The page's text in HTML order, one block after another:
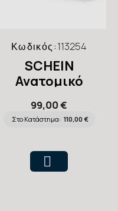
Κωδικός:113254
SCHEIN
Ανατομικό
Παπούτσι
Ασφαλείας Guard
με Ορθοπεδικούς
99,00 €
Στο Κατάστημα: 110,00 €